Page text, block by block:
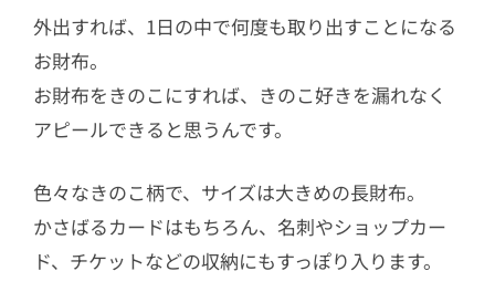
外出すれば、1日の中で何度も取り出すことになる
お財布。
お財布をきのこにすれば、きのこ好きを漏れなく
アピールできると思うんです。
色々なきのこ柄で、サイズは大きめの長財布。
かさばるカードはもちろん、名刺やショップカー
ド、チケットなどの収納にもすっぽり入ります。